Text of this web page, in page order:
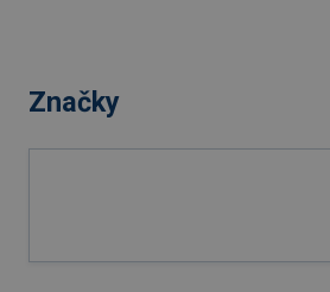
Značky